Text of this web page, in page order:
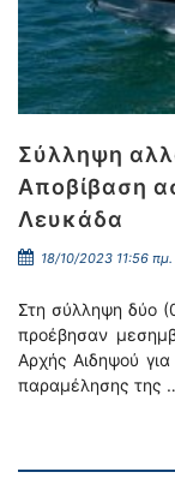
Σύλληψη
Αποβίβαση
Λευκάδα
18/10/2023 11:56 πμ.
Στη σύλληψη δύο
προέβησαν
Αρχής Αιδηψού
παραμέλησης της